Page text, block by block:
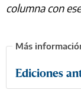
columna con
Ediciones